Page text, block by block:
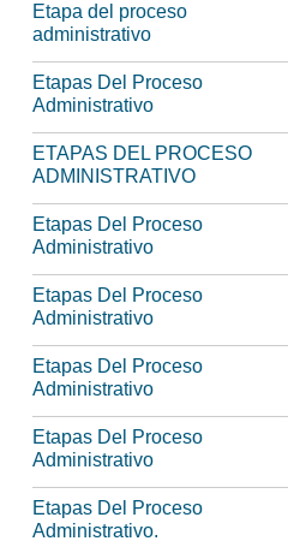
Etapa del proceso
administrativo
Etapas Del Proceso
Administrativo
ETAPAS DEL PROCESO
ADMINISTRATIVO
Etapas Del Proceso
Administrativo
Etapas Del Proceso
Administrativo
Etapas Del Proceso
Administrativo
Etapas Del Proceso
Administrativo
Etapas Del Proceso
Administrativo.